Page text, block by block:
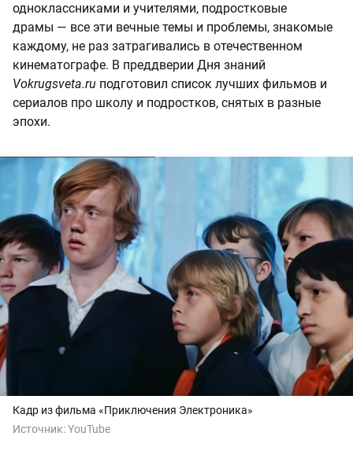
одноклассниками и учителями, подростковые
драмы — все эти вечные темы и проблемы, знакомые
каждому, не раз затрагивались в отечественном
кинематографе. В преддверии Дня знаний
Vokrugsveta.ru подготовил список лучших фильмов и
сериалов про школу и подростков, снятых в разные
эпохи.
Кадр из фильма «Приключения Электроника»
Источник:YouTube